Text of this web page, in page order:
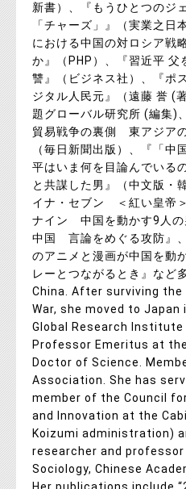
新書）、『もうひとつのジ
「チャーズ」』（実業之日
における中国の対ロシア
か』（PHP）、『習近平 父
讐』（ビジネス社）、『ポ
ジタル人民元』（遠藤 誉 (
題グローバル研究所 (編集)
貿易戦争の裏側 東アジア
（毎日新聞出版）、『「
平はいま何を目論んでい
と共謀した男』（中文版・
イナ・セブン ＜紅い皇帝
ナイン 中国を動かす9人の
中国 言論をめぐる攻防』
のアニメと漫画が中国を動
レーとつながるとき』な
China. After surviving the
War, she moved to
Global Research Institute
Professor Emeritus at
Doctor of Science.
Association. She has
member of the Council
and Innovation at the
Koizumi administration)
researcher and
Sociology, Chinese